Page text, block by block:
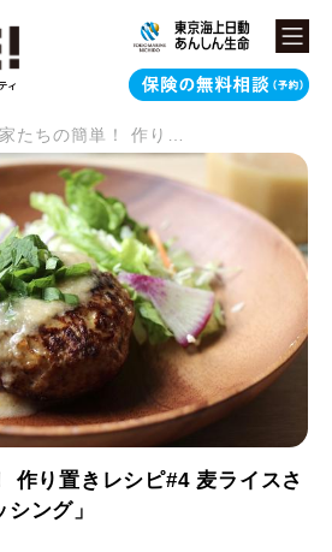
料理家たちの簡単！ 作り置きレシピ#4 麦ライスさんの「玉ねぎドレッシング」
作り置きレシピ#4 麦ライスさ
ング」